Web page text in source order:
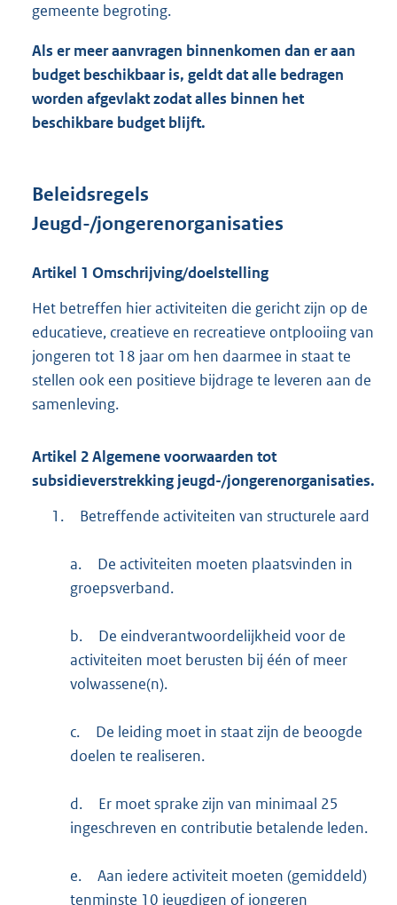
gemeente begroting.
Als er meer aanvragen binnenkomen dan er aan
budget beschikbaar is, geldt dat alle bedragen
worden afgevlakt zodat alles binnen het
beschikbare budget blijft.
Beleidsregels
Jeugd-/jongerenorganisaties
Artikel 1 Omschrijving/doelstelling
Het betreffen hier activiteiten die gericht zijn op de
educatieve, creatieve en recreatieve ontplooiing van
jongeren tot 18 jaar om hen daarmee in staat te
stellen ook een positieve bijdrage te leveren aan de
samenleving.
Artikel 2Algemene voorwaarden tot
subsidieverstrekking jeugd-/jongerenorganisaties.
1.
Betreffende activiteiten van structurele aard
a.
De activiteiten moeten plaatsvinden in
groepsverband.
b.
De eindverantwoordelijkheid voor de
activiteiten moet berusten bij één of meer
volwassene(n).
c.
De leiding moet in staat zijn de beoogde
doelen te realiseren.
d.
Er moet sprake zijn van minimaal 25
ingeschreven en contributie betalende leden.
e.
Aan iedere activiteit moeten (gemiddeld)
tenminste 10 jeugdigen of jongeren